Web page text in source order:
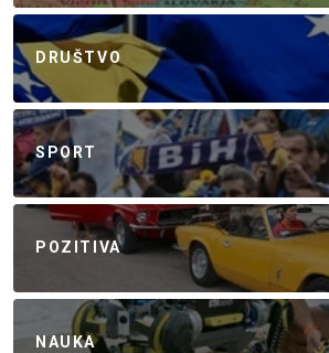
DRUŠTVO
SPORT
POZITIVA
NAUKA